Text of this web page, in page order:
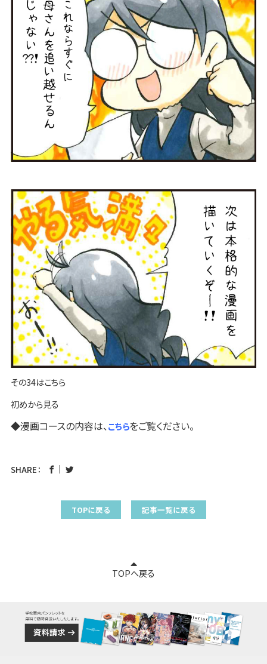
その34はこちら
初めから見る
◆漫画コースの内容は、こちらをご覧ください。
SHARE：
TOPに戻る 記事一覧に戻る
TOPへ戻る